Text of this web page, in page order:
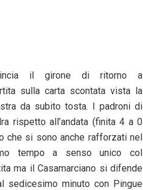
il girone di ritorno a
sulla carta scontata vista la
da subito tosta. I padroni di
rispetto all’andata (finita 4 a 0
che si sono anche rafforzati nel
tempo a senso unico col
ma il Casamarciano si difende
sedicesimo minuto con Pingue